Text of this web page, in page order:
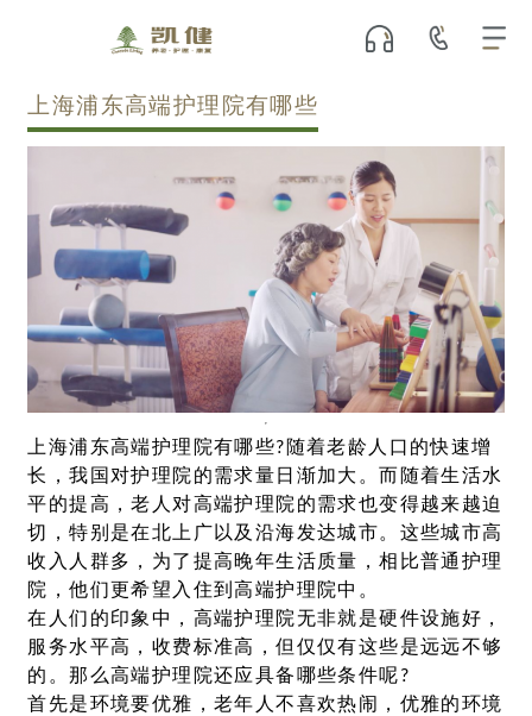
上海浦东高端护理院有哪些
上海浦东高端护理院有哪些?随着老龄人口的快速增
长，我国对护理院的需求量日渐加大。而随着生活水
平的提高，老人对高端护理院的需求也变得越来越迫
切，特别是在北上广以及沿海发达城市。这些城市高
收入人群多，为了提高晚年生活质量，相比普通护理
院，他们更希望入住到高端护理院中。
在人们的印象中，高端护理院无非就是硬件设施好，
服务水平高，收费标准高，但仅仅有这些是远远不够
的。那么高端护理院还应具备哪些条件呢?
首先是环境要优雅，老年人不喜欢热闹，优雅的环境